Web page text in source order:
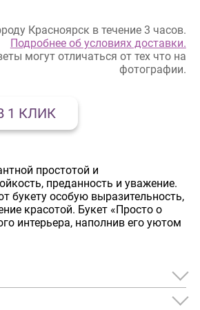
Красноярск в течение 3 часов.
Подробнее об условиях доставки.
могут отличаться от тех что на
фотографии.
1 КЛИК
простотой и
преданность и уважение.
букету особую выразительность,
красотой. Букет «Просто о
интерьера, наполнив его уютом